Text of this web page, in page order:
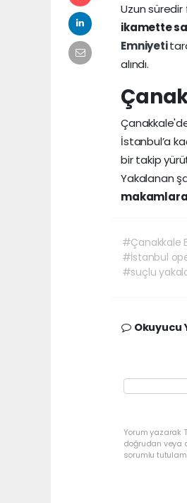
Uzun süredir
ikamette
Emniyeti
alındı.
İstanbul’a
bir takip
Yakalanan
#Çanakkale
#İstanbul
#suçlu
Okuyucu
Yorum yazarak
doğrudan veya
sorumlu